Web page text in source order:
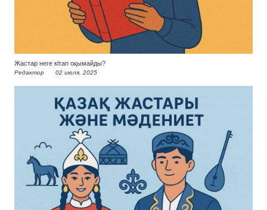
Жастар неге кітап оқымайды?
Редактор 02 июля, 2025